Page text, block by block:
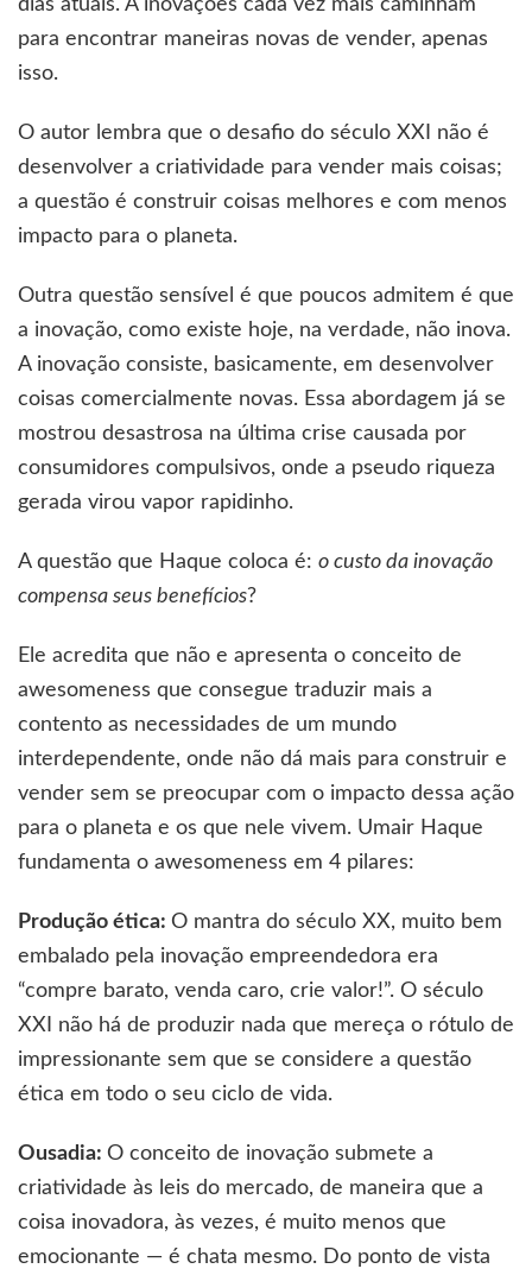
dias atuais. A inovações cada vez mais caminham
para encontrar maneiras novas de vender, apenas
isso.
O autor lembra que o desafio do século XXI não é
desenvolver a criatividade para vender mais coisas;
a questão é construir coisas melhores e com menos
impacto para o planeta.
Outra questão sensível é que poucos admitem é que
a inovação, como existe hoje, na verdade, não inova.
A inovação consiste, basicamente, em desenvolver
coisas comercialmente novas. Essa abordagem já se
mostrou desastrosa na última crise causada por
consumidores compulsivos, onde a pseudo riqueza
gerada virou vapor rapidinho.
A questão que Haque coloca é: o custo da inovação
compensa seus benefícios?
Ele acredita que não e apresenta o conceito de
awesomeness que consegue traduzir mais a
contento as necessidades de um mundo
interdependente, onde não dá mais para construir e
vender sem se preocupar com o impacto dessa ação
para o planeta e os que nele vivem. Umair Haque
fundamenta o awesomeness em 4 pilares:
Produção ética: O mantra do século XX, muito bem
embalado pela inovação empreendedora era
“compre barato, venda caro, crie valor!”. O século
XXI não há de produzir nada que mereça o rótulo de
impressionante sem que se considere a questão
ética em todo o seu ciclo de vida.
Ousadia: O conceito de inovação submete a
criatividade às leis do mercado, de maneira que a
coisa inovadora, às vezes, é muito menos que
emocionante — é chata mesmo. Do ponto de vista